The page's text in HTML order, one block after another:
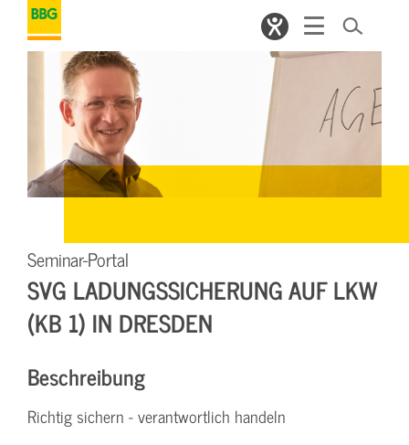
Seminar-Portal
SVG LADUNGSSICHERUNG AUF LKW
(KB 1) IN DRESDEN
Beschreibung
Richtig sichern - verantwortlich handeln